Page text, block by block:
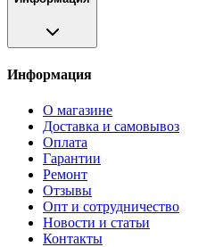
Информация
О магазине
Доставка и самовывоз
Оплата
Гарантии
Ремонт
Отзывы
Опт и сотрудничество
Новости и статьи
Контакты